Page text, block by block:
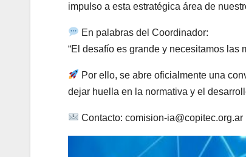
impulso a esta estratégica área de
En palabras del Coordinador:
“El desafío es grande y necesitamos las
Por ello, se abre oficialmente una
dejar huella en la normativa y el
Contacto: comision-ia@copitec.org.ar